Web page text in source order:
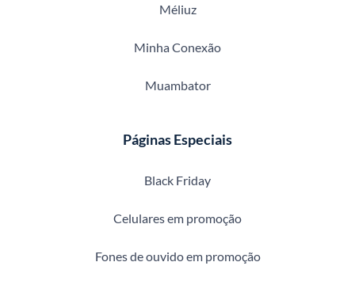
Méliuz
Minha Conexão
Muambator
Páginas Especiais
Black Friday
Celulares em promoção
Fones de ouvido em promoção